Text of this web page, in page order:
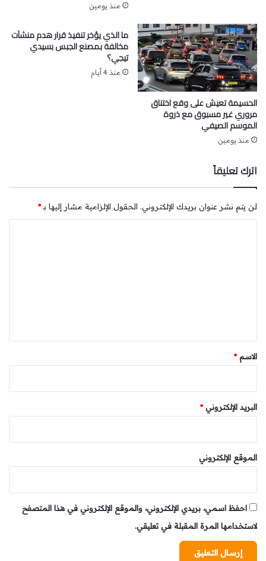
منذ يومين
الحسيمة تعيش على وقع اختناق
مروري غير مسبوق مع ذروة
الموسم الصيفي
منذ يومين
ما الذي يؤخر تنفيذ قرار هدم منشآت
مخالفة بمصنع الجبس بسيدي
تيجي؟
منذ 4 أيام
اترك تعليقاً
لن يتم نشر عنوان بريدك الإلكتروني. الحقول الإلزامية مشار إليها بـ*
*
الاسم*
البريد الإلكتروني*
الموقع الإلكتروني
احفظ اسمي، بريدي الإلكتروني، والموقع الإلكتروني في هذا المتصفح
لاستخدامها المرة المقبلة في تعليقي.